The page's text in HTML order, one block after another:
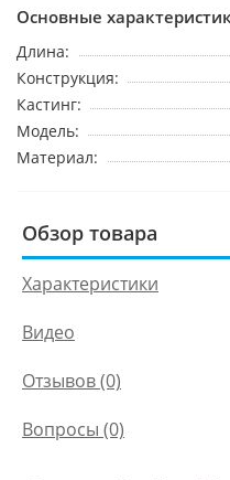
Основные
Длина:
Конструкция:
Кастинг:
Модель:
Материал:
Обзор товара
Характеристики
Видео
Отзывов (0)
Вопросы (0)